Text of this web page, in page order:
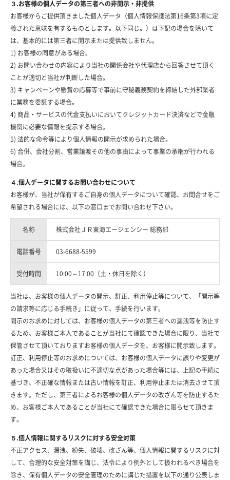
３.お客様の個人データの第三者への非開示・非提供
お客様からご提供頂きました個人データ（個人情報保護法第16条第3項に定
義された意味を有するものとします。以下同じ。）は下記の場合を除いて
は、基本的には第三者に開示または提供致しません。
1) お客様の同意がある場合。
2) お問い合わせの内容により当社の関係会社や代理店から回答させて頂く
ことが適切と当社が判断した場合。
3) キャンペーンや懸賞の応募等で事前に守秘義務契約を締結した外部業者
に業務を委託する場合。
4) 商品・サービスの代金支払いにおいてクレジットカード決済などで金融
機関に必要な情報を提示する場合。
5) 法的な命令等により個人情報の開示が求められた場合。
6) 合併、会社分割、営業譲渡その他の事由によって事業の承継が行われる
場合。
４.個人データに関するお問い合わせについて
お客様が、当社が保有するご自身の個人データについて確認、お問合せをご
希望される場合には、以下の窓口までお問い合わせ下さい。
名称 株式会社ＪＲ東海エージェンシー 総務部
電話番号 03-6688-5599
受付時間 10:00～17:00（土・休日を除く）
当社は、お客様の個人データの開示、訂正、利用停止等について、「開示等
の請求等に応じる手続き」に従って、手続を行います。
開示のお求めに対しては、お客様の個人データの第三者への漏洩等を防止す
るため、お客様ご本人であることが当社にて確認できた場合に限り、当社で
保管させて頂いておりますお客様の個人データを、お客様に開示致します。
訂正、利用停止等のお求めについては、お客様の個人データに誤りや変更が
あった場合又はその取扱いに不適切な点があった場合等には、上記の手続に
基づき、不正確な情報または古い情報を訂正、利用停止または消去させて頂
きます。ただし、第三者によるお客様の個人データの改ざん等を防止するた
め、お客様ご本人であることが当社にて確認できた場合に限らせて頂きま
す。
５.個人情報に関するリスクに対する安全対策
不正アクセス、漏洩、紛失、破壊、改ざん等、個人情報に関するリスクに対
して、合理的な安全対策を講じ、法令により例外として扱われるべき場合を
除き、保有個人データの安全管理のために講じた措置を以下の通り公表しま